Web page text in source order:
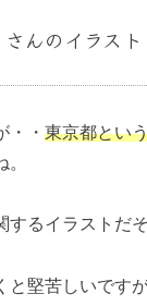
さんのイラス
・・ 東京都とい
するイラストだそ
と堅苦しいです